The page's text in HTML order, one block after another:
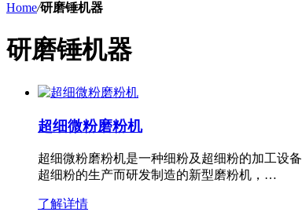
Home/研磨锤机器
研磨锤机器
超细微粉磨粉机
超细微粉磨粉机是一种细粉及超细粉的加工设
超细粉的生产而研发制造的新型磨粉机，…
了解详情